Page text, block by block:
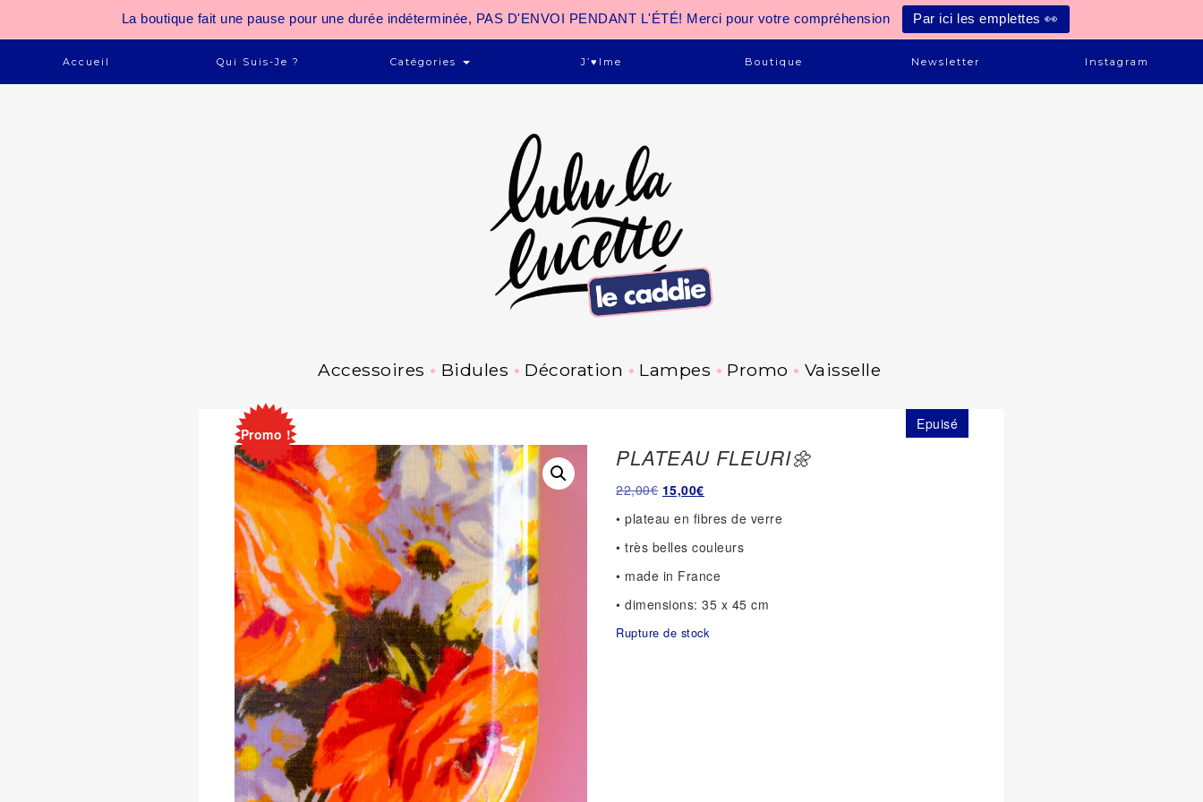
La boutique fait une pause pour une durée indéterminée, PAS D'ENVOI PENDANT L'ÉTÉ! Merci pour votre compréhension Par ici les emplettes 👀
Accueil Qui Suis-Je ? Catégories J’♥ime Boutique Newsletter Instagram
Accessoires Bidules Décoration Lampes Promo Vaisselle
Promo !
Epuisé
PLATEAU FLEURI🌼
22,00€ Le
initial
était :
22,00€.
15,00€Le
actuel
est :
• plateau en fibres de verre
• très belles couleurs
• made in France
• dimensions: 35 x 45 cm
Rupture de stock